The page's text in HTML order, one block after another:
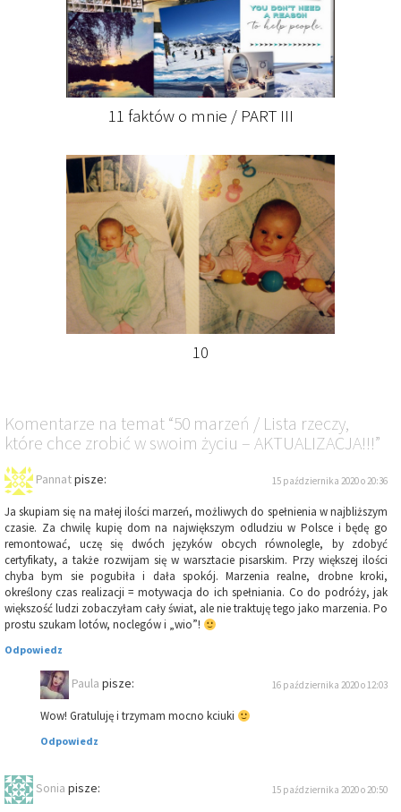
11 faktów o mnie / PART III
10
Komentarze na temat “50 marzeń / Lista rzeczy,
które chce zrobić w swoim życiu – AKTUALIZACJA!!!”
Pannatpisze: 15 października 2020 o 20:36
Ja skupiam się na małej ilości marzeń, możliwych do spełnienia w najbliższym
czasie. Za chwilę kupię dom na największym odludziu w Polsce i będę go
remontować, uczę się dwóch języków obcych równolegle, by zdobyć
certyfikaty, a także rozwijam się w warsztacie pisarskim. Przy większej ilości
chyba bym sie pogubiła i dała spokój. Marzenia realne, drobne kroki,
określony czas realizacji = motywacja do ich spełniania. Co do podróży, jak
większość ludzi zobaczyłam cały świat, ale nie traktuję tego jako marzenia. Po
prostu szukam lotów, noclegów i „wio”!
Odpowiedz
Paula pisze: 16 października 2020 o 12:03
Wow! Gratuluję i trzymam mocno kciuki
Odpowiedz
Sonia pisze: 15 października 2020 o 20:50